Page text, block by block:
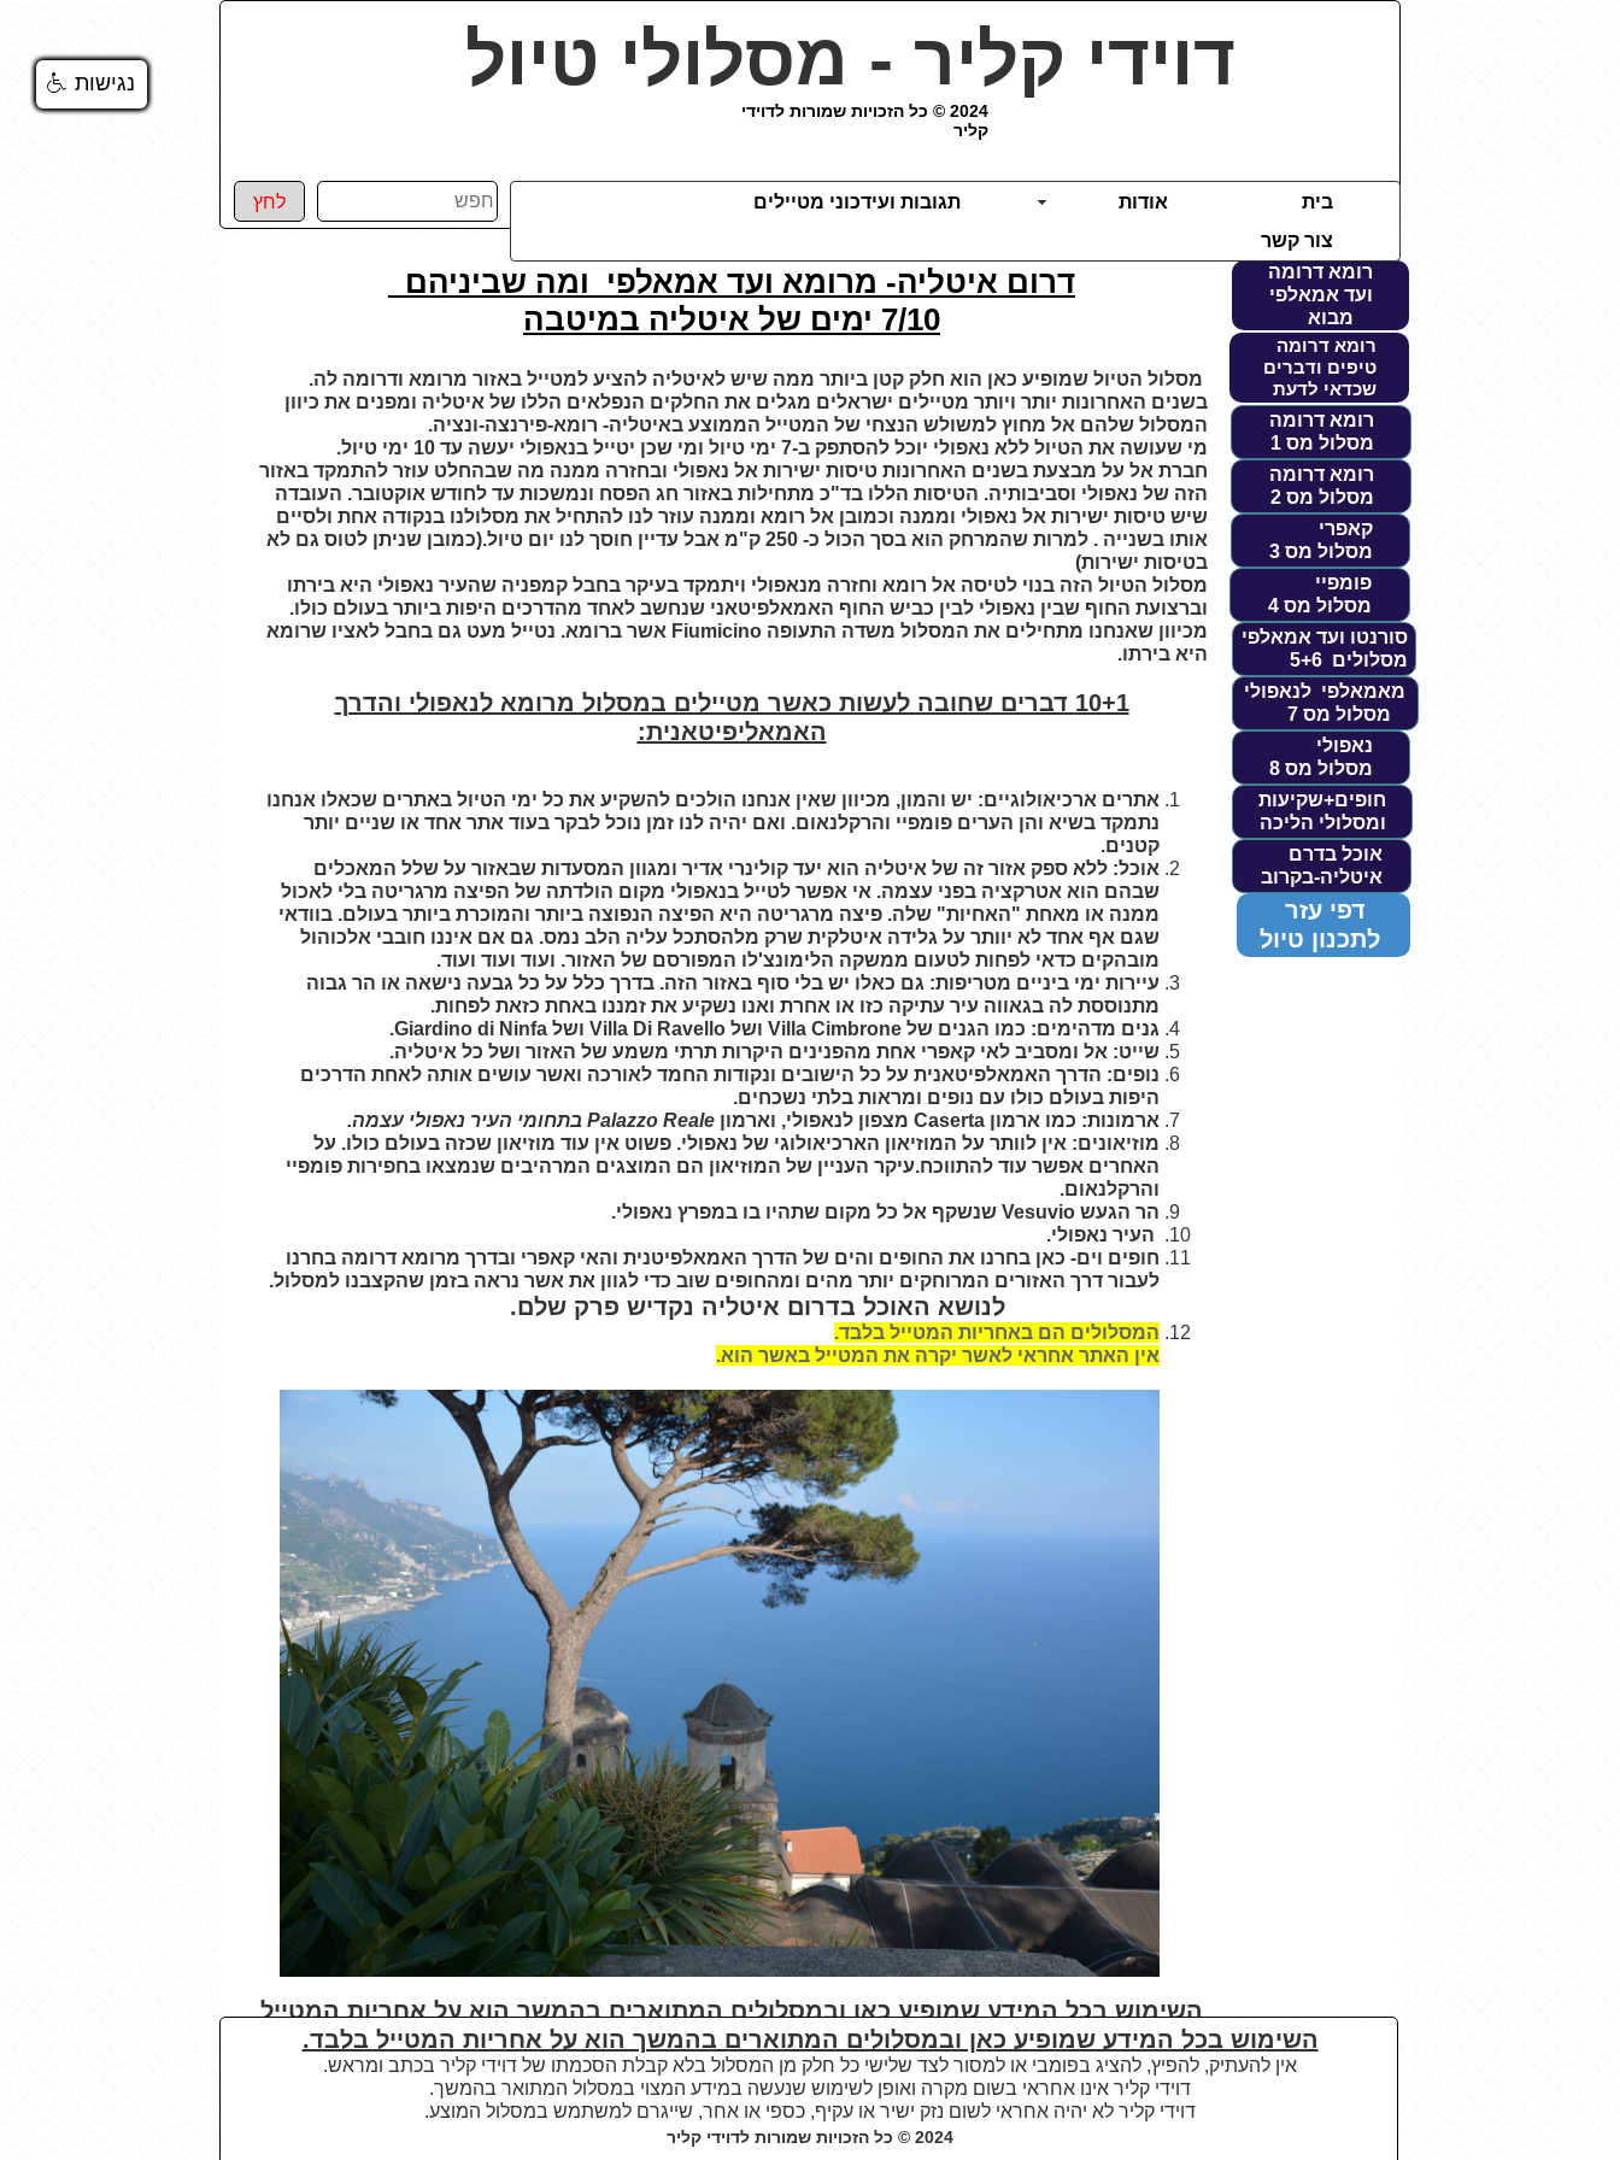
דוידי קליר - מסלולי טיול
בית אודות
תגובות ועידכוני מטיילים
צור קשר
חפש
לחץ
2024 © כל הזכויות שמורות לדוידי
קליר
דרום איטליה- מרומא ועד אמאלפי ומה שביניהם
7/10 ימים של איטליה במיטבה
מסלול הטיול שמופיע כאן הוא חלק קטן ביותר ממה שיש לאיטליה להציע למטייל באזור מרומא ודרומה לה.
בשנים האחרונות יותר ויותר מטיילים ישראלים מגלים את החלקים הנפלאים הללו של איטליה ומפנים את כיוון
המסלול שלהם אל מחוץ למשולש הנצחי של המטייל הממוצע באיטליה- רומא-פירנצה-ונציה.
מי שעושה את הטיול ללא נאפולי יוכל להסתפק ב-7 ימי טיול ומי שכן יטייל בנאפולי יעשה עד 10 ימי טיול.
חברת אל על מבצעת בשנים האחרונות טיסות ישירות אל נאפולי ובחזרה ממנה מה שבהחלט עוזר להתמקד באזור
הזה של נאפולי וסביבותיה. הטיסות הללו בד"כ מתחילות באזור חג הפסח ונמשכות עד לחודש אוקטובר. העובדה
שיש טיסות ישירות אל נאפולי וממנה וכמובן אל רומא וממנה עוזר לנו להתחיל את מסלולנו בנקודה אחת ולסיים
אותו בשנייה . למרות שהמרחק הוא בסך הכול כ- 250 ק"מ אבל עדיין חוסך לנו יום טיול.(כמובן שניתן לטוס גם לא
בטיסות ישירות)
מסלול הטיול הזה בנוי לטיסה אל רומא וחזרה מנאפולי ויתמקד בעיקר בחבל קמפניה שהעיר נאפולי היא בירתו
וברצועת החוף שבין נאפולי לבין כביש החוף האמאלפיטאני שנחשב לאחד מהדרכים היפות ביותר בעולם כולו.
מכיוון שאנחנו מתחילים את המסלול משדה התעופה Fiumicino אשר ברומא. נטייל מעט גם בחבל לאציו שרומא
היא בירתו.
10+1 דברים שחובה לעשות כאשר מטיילים במסלול מרומא לנאפולי והדרך
האמאליפיטאנית:
אתרים ארכיאולוגיים: יש והמון, מכיוון שאין אנחנו הולכים להשקיע את כל ימי הטיול באתרים שכאלו אנחנו
נתמקד בשיא והן הערים פומפיי והרקלנאום. ואם יהיה לנו זמן נוכל לבקר בעוד אתר אחד או שניים יותר
קטנים.
אוכל: ללא ספק אזור זה של איטליה הוא יעד קולינרי אדיר ומגוון המסעדות שבאזור על שלל המאכלים
שבהם הוא אטרקציה בפני עצמה. אי אפשר לטייל בנאפולי מקום הולדתה של הפיצה מרגריטה בלי לאכול
ממנה או מאחת "האחיות" שלה. פיצה מרגריטה היא הפיצה הנפוצה ביותר והמוכרת ביותר בעולם. בוודאי
שגם אף אחד לא יוותר על גלידה איטלקית שרק מלהסתכל עליה הלב נמס. גם אם איננו חובבי אלכוהול
מובהקים כדאי לפחות לטעום ממשקה הלימונצ'לו המפורסם של האזור. ועוד ועוד ועוד.
עיירות ימי ביניים מטריפות: גם כאלו יש בלי סוף באזור הזה. בדרך כלל על כל גבעה נישאה או הר גבוה
מתנוססת לה בגאווה עיר עתיקה כזו או אחרת ואנו נשקיע את זמננו באחת כזאת לפחות.
גנים מדהימים: כמו הגנים של Villa Cimbrone ושל Villa Di Ravello ושל Giardino di Ninfa
.
שייט: אל ומסביב לאי קאפרי אחת מהפנינים היקרות תרתי משמע של האזור ושל כל איטליה.
נופים: הדרך האמאלפיטאנית על כל הישובים ונקודות החמד לאורכה ואשר עושים אותה לאחת הדרכים
היפות בעולם כולו עם נופים ומראות בלתי נשכחים.
ארמונות: כמו ארמון Caserta מצפון לנאפולי, וארמון Palazzo Reale בתחומי העיר נאפולי עצמה.
מוזיאונים: אין לוותר על המוזיאון הארכיאולוגי של נאפולי. פשוט אין עוד מוזיאון שכזה בעולם כולו. על
האחרים אפשר עוד להתווכח.עיקר העניין של המוזיאון הם המוצגים המרהיבים שנמצאו בחפירות פומפיי
והרקלנאום.
הר הגעש Vesuvio שנשקף אל כל מקום שתהיו בו במפרץ נאפולי.
העיר נאפולי.
חופים וים- כאן בחרנו את החופים והים של הדרך האמאלפיטנית והאי קאפרי ובדרך מרומא דרומה בחרנו
לעבור דרך האזורים המרוחקים יותר מהים ומהחופים שוב כדי לגוון את אשר נראה בזמן שהקצבנו למסלול.
לנושא האוכל בדרום איטליה נקדיש פרק שלם.
המסלולים הם באחריות המטייל בלבד.
אין האתר אחראי לאשר יקרה את המטייל באשר הוא.
השימוש בכל המידע שמופיע כאן ובמסלולים המתוארים בהמשך הוא על אחריות המטייל
בלבד.
2013 © כל הזכויות שמורות לדוידי קליר
רומא דרומה
ועד אמאלפי
מבוא
רומא דרומה
טיפים ודברים
שכדאי לדעת
רומא דרומה
מסלול מס 1
רומא דרומה
מסלול מס 2
קאפרי
מסלול מס 3
פומפיי
מסלול מס 4
סורנטו ועד אמאלפי
מסלולים 5+6
מאמאלפי לנאפולי
מסלול מס 7
חופים+שקיעות
ומסלולי הליכה
נאפולי
מסלול מס 8
אוכל בדרם
איטליה-בקרוב
דפי עזר
לתכנון טיול
השימוש בכל המידע שמופיע כאן ובמסלולים המתוארים בהמשך הוא על אחריות המטייל בלבד.
אין להעתיק, להפיץ, להציג בפומבי או למסור לצד שלישי כל חלק מן המסלול בלא קבלת הסכמתו של דוידי קליר בכתב ומראש.
דוידי קליר אינו אחראי בשום מקרה ואופן לשימוש שנעשה במידע המצוי במסלול המתואר בהמשך.
דוידי קליר לא יהיה אחראי לשום נזק ישיר או עקיף, כספי או אחר, שייגרם למשתמש במסלול המוצע.
2024 © כל הזכויות שמורות לדוידי קליר
נגישות
נגישות
נגישות
נגישות